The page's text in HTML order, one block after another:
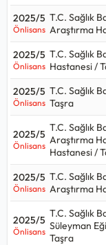
2025/5
Önlisans
T.C. Sağlık
Araştırma
2025/5
Önlisans
T.C. Sağlık
Hastanesi /
2025/5
Önlisans
T.C. Sağlık
Taşra
2025/5
Önlisans
T.C. Sağlık
Araştırma
Hastanesi /
2025/5
Önlisans
T.C. Sağlık
Araştırma
2025/5
Önlisans
T.C. Sağlık
Süleyman
Taşra